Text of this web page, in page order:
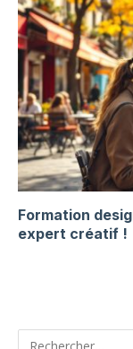
Formation
expert créatif !